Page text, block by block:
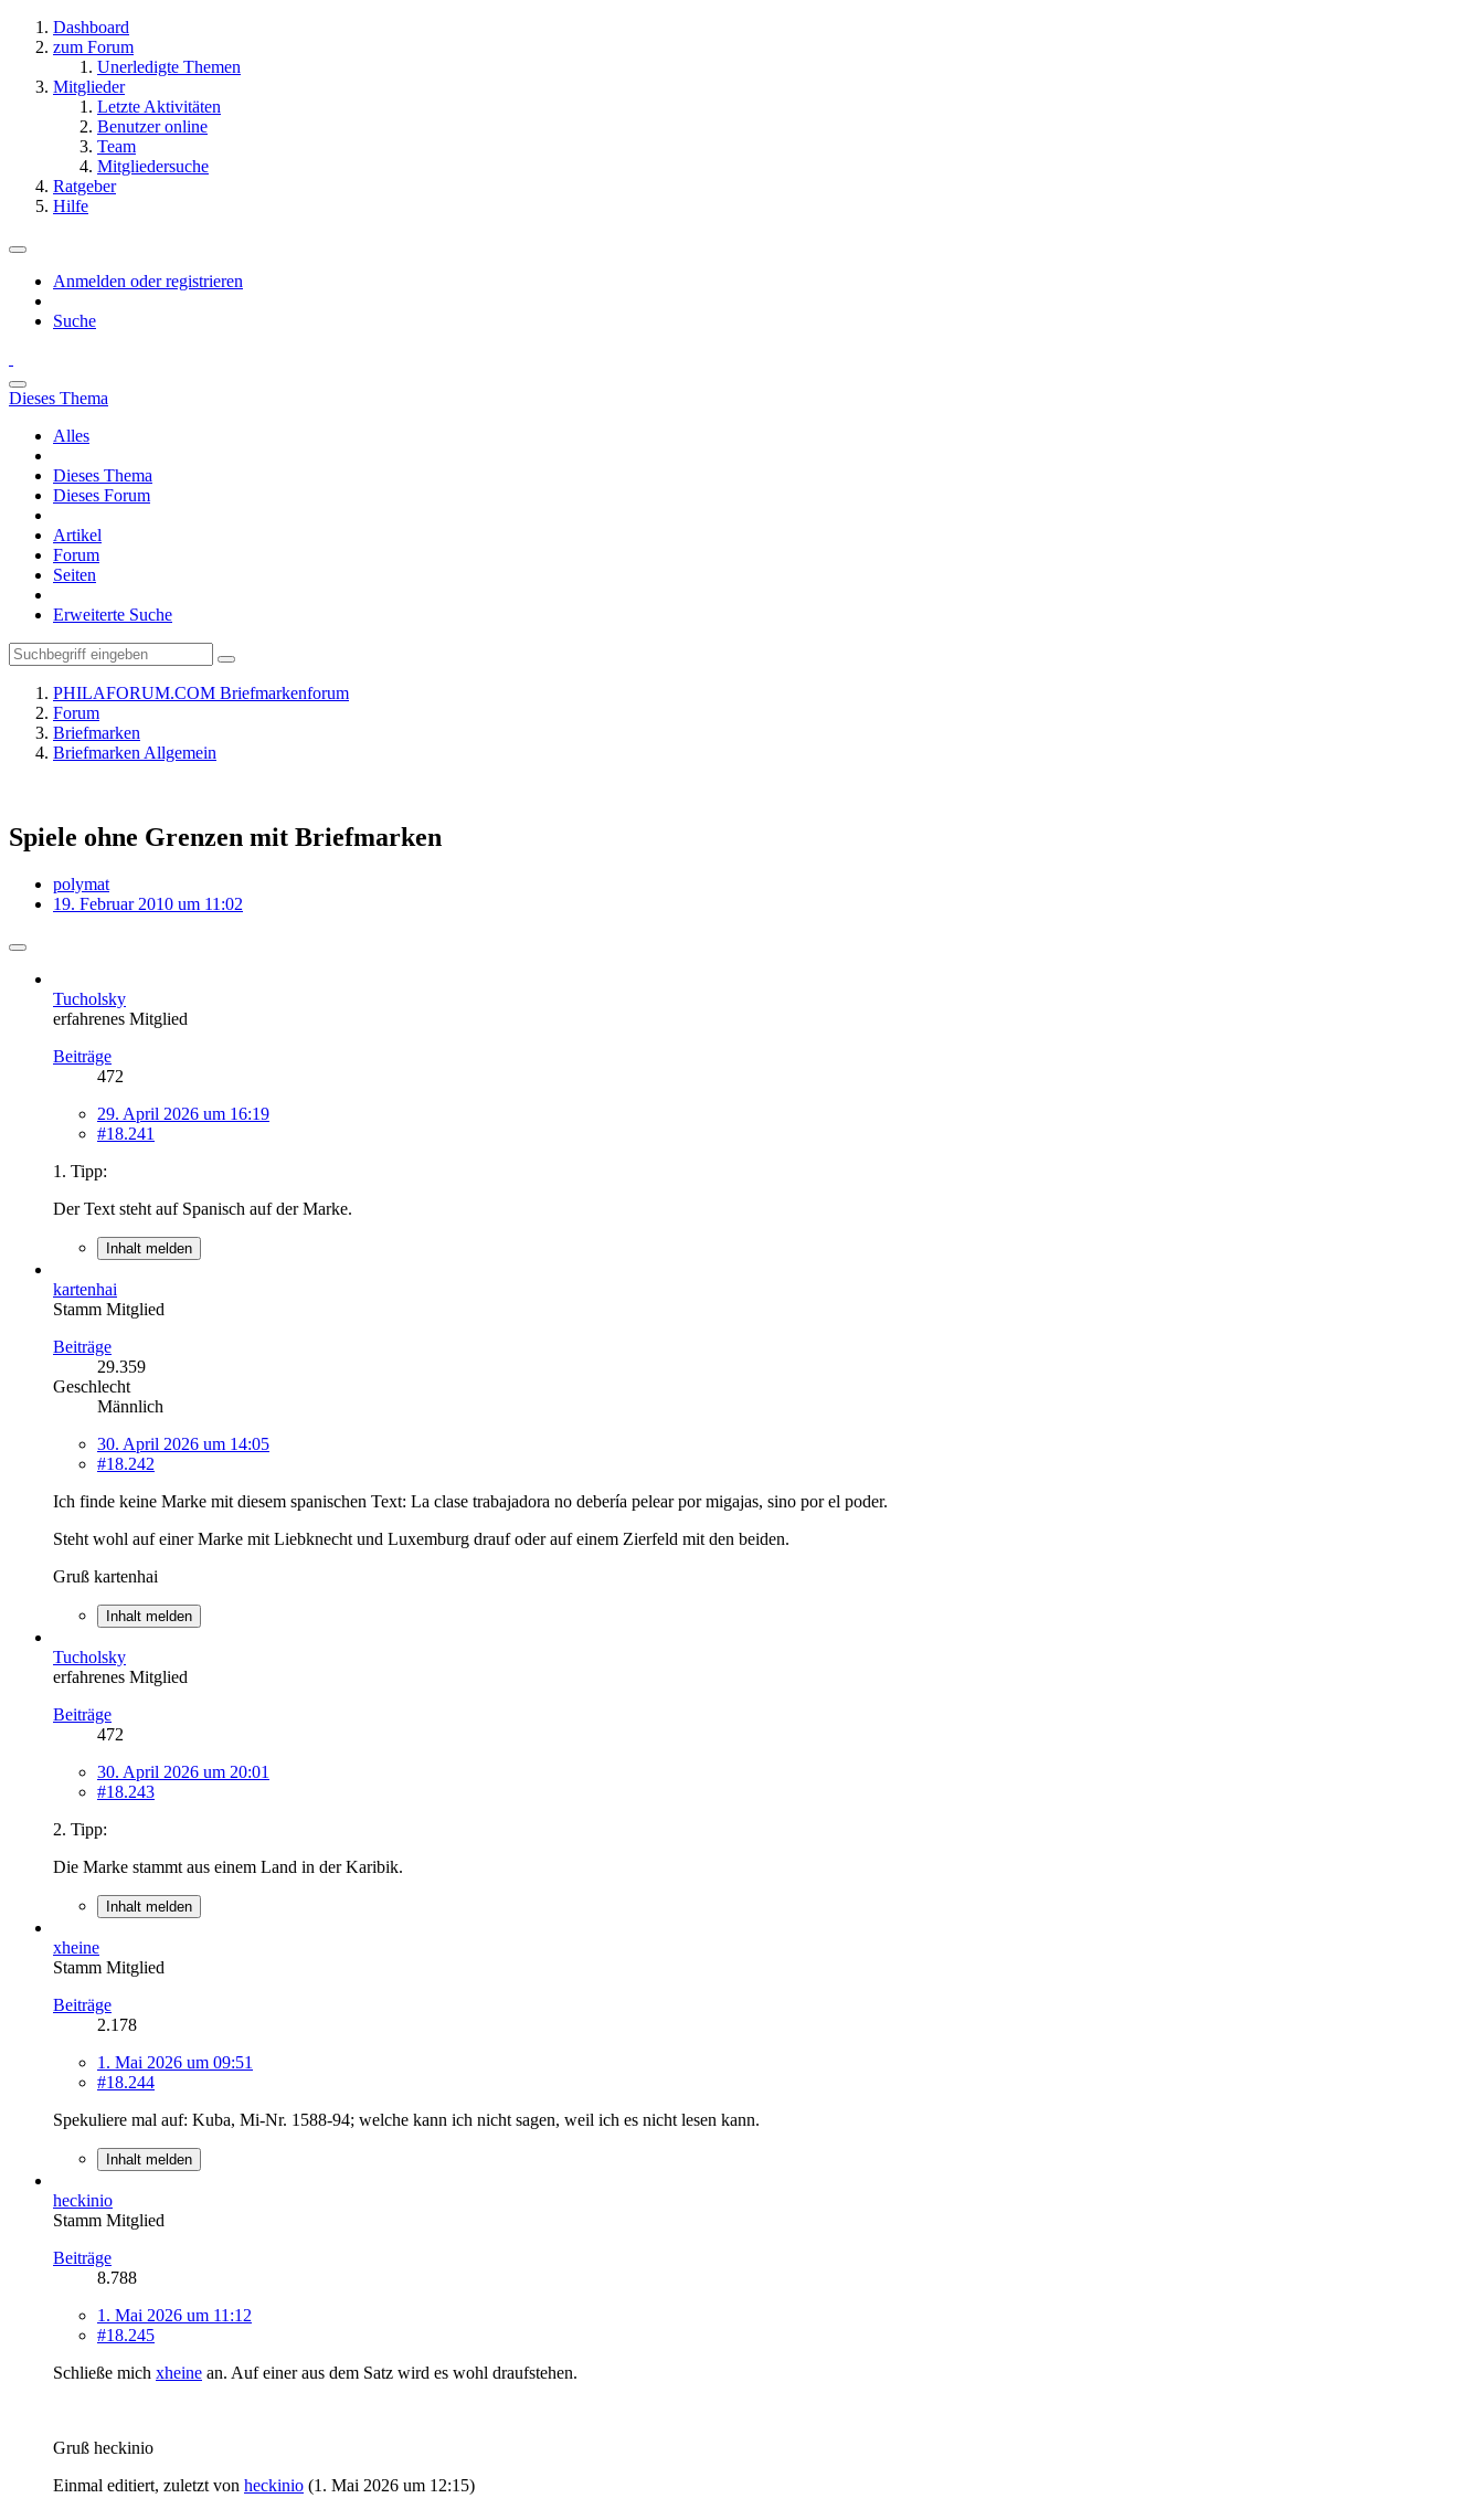
Dashboard
zum Forum
Unerledigte Themen
Mitglieder
Letzte Aktivitäten
Benutzer online
Team
Mitgliedersuche
Ratgeber
Hilfe
Anmelden oder registrieren
Suche
Dieses Thema
Alles
Dieses Thema
Dieses Forum
Artikel
Forum
Seiten
Erweiterte Suche
PHILAFORUM.COM Briefmarkenforum
Forum
Briefmarken
Briefmarken Allgemein
Spiele ohne Grenzen mit Briefmarken
polymat
19. Februar 2010 um 11:02
Tucholsky
erfahrenes Mitglied
Beiträge
472
29. April 2026 um 16:19
#18.241
1. Tipp:
Der Text steht auf Spanisch auf der Marke.
Inhalt melden
kartenhai
Stamm Mitglied
Beiträge
29.359
Geschlecht
Männlich
30. April 2026 um 14:05
#18.242
Ich finde keine Marke mit diesem spanischen Text: La clase trabajadora no debería pelear por migajas, sino por el poder.
Steht wohl auf einer Marke mit Liebknecht und Luxemburg drauf oder auf einem Zierfeld mit den beiden.
Gruß kartenhai
Inhalt melden
Tucholsky
erfahrenes Mitglied
Beiträge
472
30. April 2026 um 20:01
#18.243
2. Tipp:
Die Marke stammt aus einem Land in der Karibik.
Inhalt melden
xheine
Stamm Mitglied
Beiträge
2.178
1. Mai 2026 um 09:51
#18.244
Spekuliere mal auf: Kuba, Mi-Nr. 1588-94; welche kann ich nicht sagen, weil ich es nicht lesen kann.
Inhalt melden
heckinio
Stamm Mitglied
Beiträge
8.788
1. Mai 2026 um 11:12
#18.245
Schließe mich xheine an. Auf einer aus dem Satz wird es wohl draufstehen.
Gruß heckinio
Einmal editiert, zuletzt von heckinio (1. Mai 2026 um 12:15)